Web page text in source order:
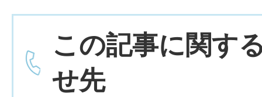
この記事に関す
せ先